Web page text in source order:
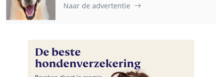
Naar de advertentie